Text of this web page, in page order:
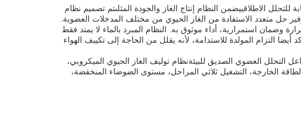
الاطلاقييضمن النظام إنتاج الغاز والجودة المثلىتم تصميم نظام
حل متعدد الاستفادة من الغاز الحيوي من مختلف المدخلات العضوية.
وضمان استمرارية، أداء موثوق به. النظام المبرد بالماء لا يمتد فقط
التزام المولدة للاستدامة، لأنه يقلل من الحاجة إلى تكييف الهواء
التحلل العضوي الصديق للبيئةنظام توليف الغاز الحيوي الميكروبي،
الخارجة، التشغيل ثلاثي المراحل، مستوى الضوضاء المنخفضة،